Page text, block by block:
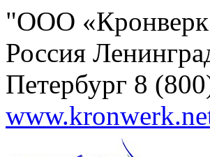
"ООО
Россия
Петербург 8